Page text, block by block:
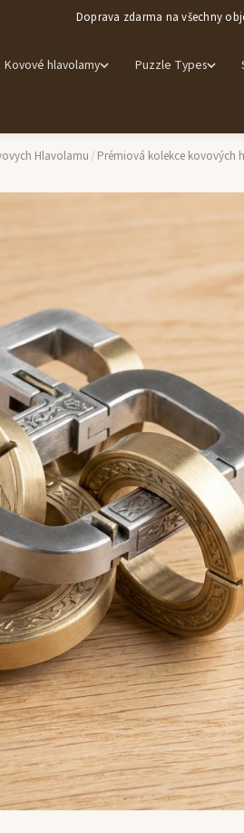
Doprava zdarma na všechny
Kovové hlavolamy Puzzle Types
Hlavolamu / Prémiová kolekce kovových